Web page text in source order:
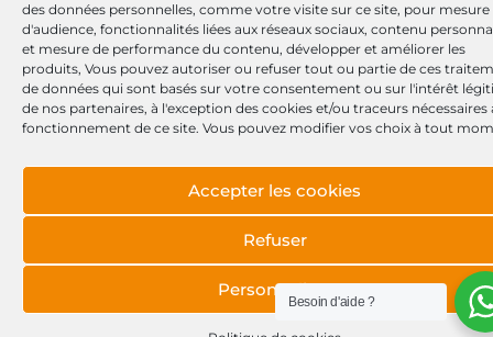
des données personnelles, comme votre visite sur ce site, pour mesure
d'audience, fonctionnalités liées aux réseaux sociaux, contenu
et mesure de performance du contenu, développer et améliorer les
produits, Vous pouvez autoriser ou refuser tout ou partie de ces
de données qui sont basés sur votre consentement ou sur l'intérêt
de nos partenaires, à l'exception des cookies et/ou traceurs nécessaires
fonctionnement de ce site. Vous pouvez modifier vos choix à tout
Accepter les cookies
Refuser
Personnaliser
Besoin d'aide ?